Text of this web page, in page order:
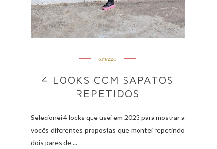
arezzo
4 LOOKS COM SAPATOS
REPETIDOS
Selecionei 4 looks que usei em 2023 para mostrar a
vocês diferentes propostas que montei repetindo
dois pares de ...